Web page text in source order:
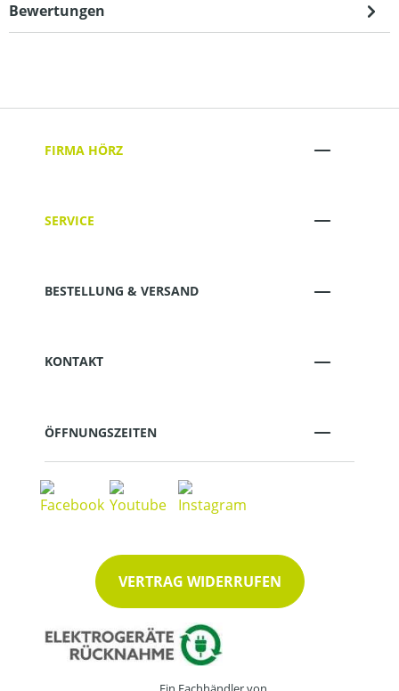
Bewertungen
FIRMA HÖRZ
SERVICE
BESTELLUNG & VERSAND
KONTAKT
ÖFFNUNGSZEITEN
VERTRAG WIDERRUFEN